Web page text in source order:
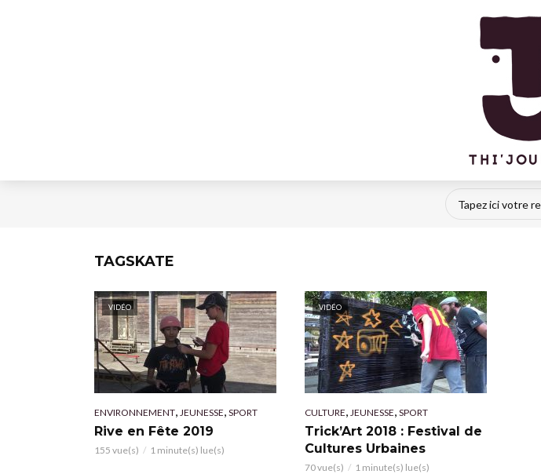
TAGSKATE
VIDÉO
ENVIRONNEMENT, JEUNESSE, SPORT
Rive en Fête 2019
155 vue(s) 1 minute(s) lue(s)
VIDÉO
CULTURE, JEUNESSE, SPORT
Trick’Art 2018 : Festival de
Cultures Urbaines
70 vue(s) 1 minute(s) lue(s)